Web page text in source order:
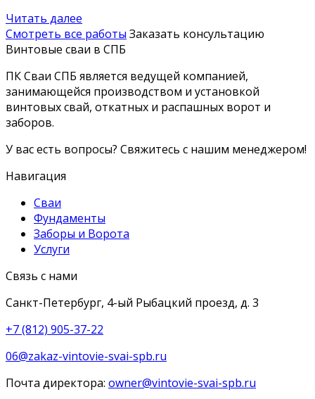
Читать далее
Смотреть все работы Заказать консультацию
Винтовые сваи в СПБ
ПК Сваи СПБ является ведущей компанией,
занимающейся производством и установкой
винтовых свай, откатных и распашных ворот и
заборов.
У вас есть вопросы? Свяжитесь с нашим менеджером!
Навигация
Сваи
Фундаменты
Заборы и Ворота
Услуги
Связь с нами
Санкт-Петербург, 4-ый Рыбацкий проезд, д. 3
+7 (812) 905-37-22
06@zakaz-vintovie-svai-spb.ru
Почта директора: owner@vintovie-svai-spb.ru